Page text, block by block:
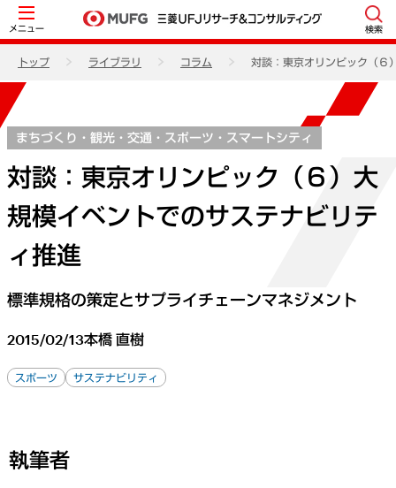
メニュー 検索
トップ ライブラリ コラム 対談：東京オリンピック（６
まちづくり・観光・交通・スポーツ・スマートシティ
対談：東京オリンピック（６）大
規模イベントでのサステナビリテ
ィ推進
標準規格の策定とサプライチェーンマネジメント
2015/02/13本橋 直樹
スポーツ サステナビリティ
執筆者